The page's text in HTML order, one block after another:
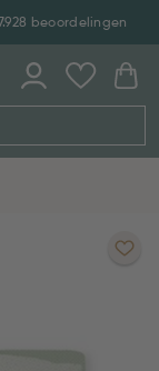
beoordelingen